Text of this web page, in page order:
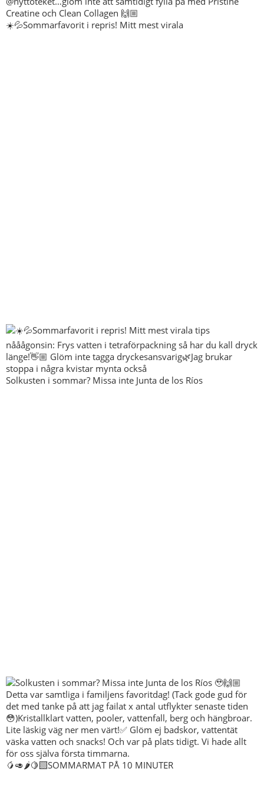
☀️💦Sommarfavorit i repris! Mitt mest virala
Solkusten i sommar? Missa inte Junta de los Ríos
🥭🥑🌶️🍋‍🟩SOMMARMAT PÅ 10 MINUTER